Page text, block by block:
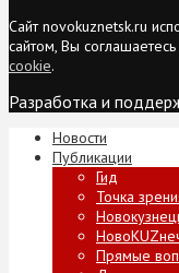
Сайт novokuznetsk.ru
сайтом, Вы
cookie.
Разработка и
Новости
Публикации
Гид
Точка
Прямые